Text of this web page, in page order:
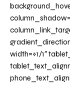
width=»1/1″